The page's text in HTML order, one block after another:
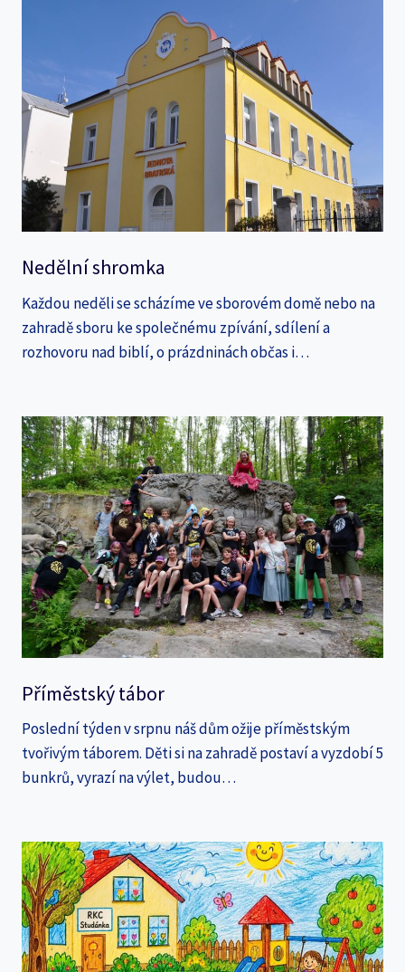
Nedělní shromka
Každou neděli se scházíme ve sborovém domě nebo na
zahradě sboru ke společnému zpívání, sdílení a
rozhovoru nad biblí, o prázdninách občas i…
Příměstský tábor
Poslední týden v srpnu náš dům ožije příměstským
tvořivým táborem. Děti si na zahradě postaví a vyzdobí 5
bunkrů, vyrazí na výlet, budou…